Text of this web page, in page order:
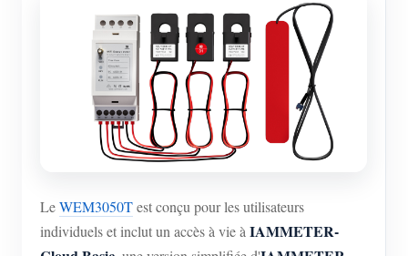
LeWEM3050Test conçu pour les utilisateurs
individuels et inclut un accès à vie à IAMMETER-